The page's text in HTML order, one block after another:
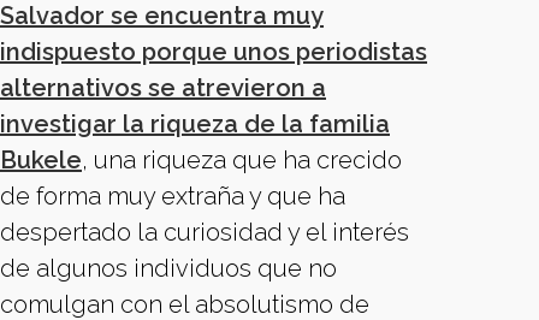
Salvador se encuentra muy
indispuesto porque unos periodistas
alternativos se atrevieron a
investigar la riqueza de la familia
Bukele, una riqueza que ha crecido
de forma muy extraña y que ha
despertado la curiosidad y el interés
de algunos individuos que no
comulgan con el absolutismo de